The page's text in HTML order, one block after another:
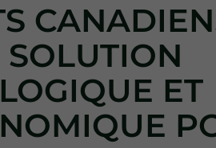
SOLUTION
ET